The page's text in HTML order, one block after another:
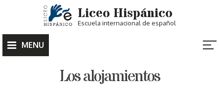
Liceo Hispánico
Escuela internacional de español
MENU
Los alojamientos